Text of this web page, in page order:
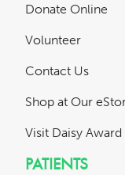
Donate Online
Volunteer
Contact Us
Shop at Our
Visit Daisy Award
PATIENTS